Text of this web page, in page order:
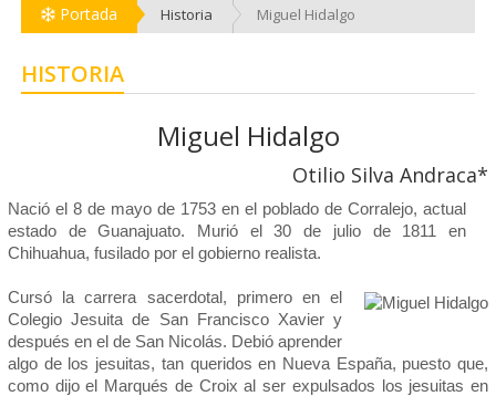
Portada Historia Miguel Hidalgo
HISTORIA
Miguel Hidalgo
Otilio Silva Andraca*
Nació el 8 de mayo de 1753 en el poblado de Corralejo, actual
estado de Guanajuato. Murió el 30 de julio de 1811 en
Chihuahua, fusilado por el gobierno realista.
Cursó la carrera sacerdotal, primero en el
Colegio Jesuita de San Francisco Xavier y
después en el de San Nicolás. Debió aprender
algo de los jesuitas, tan queridos en Nueva España, puesto que,
como dijo el Marqués de Croix al ser expulsados los jesuitas en